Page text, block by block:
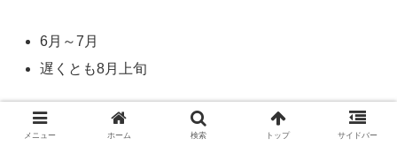
6月～7月
遅くとも8月上旬
までには予約しておくのがおすすめです。
メニュー ホーム 検索 トップ サイドバー